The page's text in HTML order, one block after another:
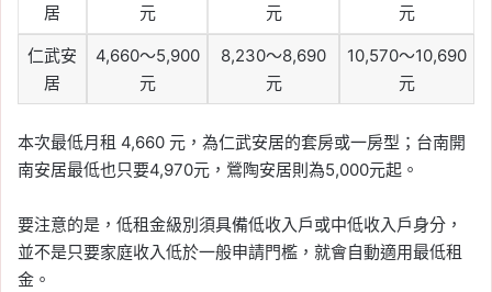
居
元
元
元
仁武安
居
4,660～5,900
元
8,230～8,690
元
10,570～10,690
元
本次最低月租 4,660 元，為仁武安居的套房或一房型；台南開
南安居最低也只要4,970元，鶯陶安居則為5,000元起。
要注意的是，低租金級別須具備低收入戶或中低收入戶身分，
並不是只要家庭收入低於一般申請門檻，就會自動適用最低租
金。